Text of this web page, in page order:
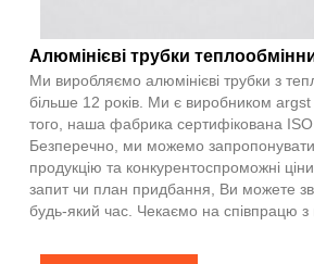
Алюмінієві трубки
Ми виробляємо алюмінієві трубки з
більше 12 років. Ми є виробником argst
того, наша фабрика сертифікована
Безперечно, ми можемо
продукцію та конкурентоспроможні
запит чи план придбання, Ви можете
будь-який час. Чекаємо на співпрацю з